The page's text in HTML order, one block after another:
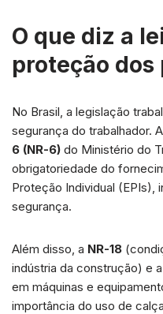
O que diz a
proteção dos
No Brasil, a legislação
segurança do trabalhador. A
6 (NR-6) do Ministério do
obrigatoriedade do
Proteção Individual (EPIs),
segurança.
Além disso, a NR-18
indústria da construção) e a
em máquinas e
importância do uso de